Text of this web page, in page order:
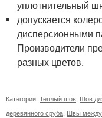
уплотнительный
допускается
дисперсионными
Производители
разных цветов.
Категории: Теплый шов Шов
деревянного сруба Швы